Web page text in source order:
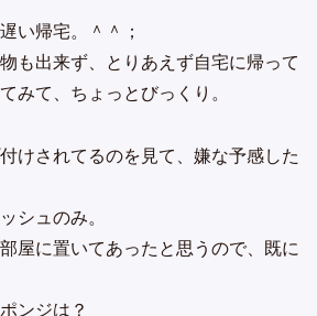
い帰宅。＾＾；
も出来ず、とりあえず自宅に帰って
みて、ちょっとびっくり。
けされてるのを見て、嫌な予感した
シュのみ。
屋に置いてあったと思うので、既に
ンジは？